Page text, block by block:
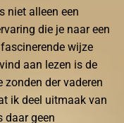
niet alleen een
die je naar een
wijze
aan lezen is de
zonden der vaderen
ik deel uitmaak van
daar geen